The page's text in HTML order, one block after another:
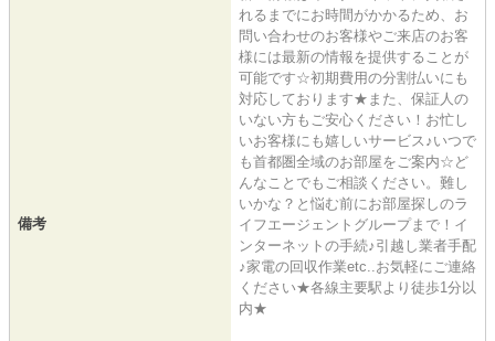
備考
れるまでにお時間がかかるため、お
問い合わせのお客様やご来店のお客
様には最新の情報を提供することが
可能です☆初期費用の分割払いにも
対応しております★また、保証人の
いない方もご安心ください！お忙し
いお客様にも嬉しいサービス♪いつで
も首都圏全域のお部屋をご案内☆ど
んなことでもご相談ください。難し
いかな？と悩む前にお部屋探しのラ
イフエージェントグループまで！イ
ンターネットの手続♪引越し業者手配
♪家電の回収作業etc..お気軽にご連絡
ください★各線主要駅より徒歩1分以
内★